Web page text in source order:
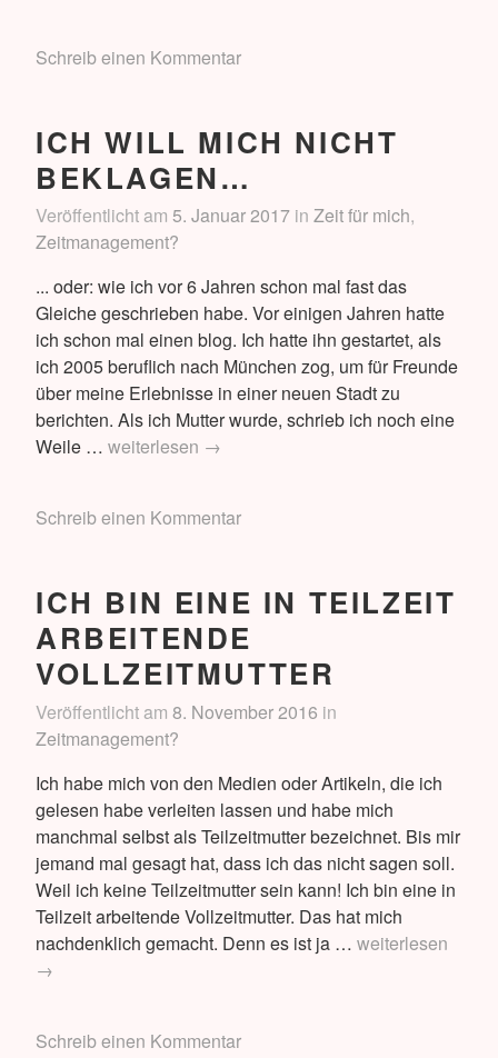
Tagebuch
Schreib einen Kommentar
ICH WILL MICH NICHT
BEKLAGEN…
Veröffentlicht am 5. Januar 2017 in Zeit für mich,
Zeitmanagement?
... oder: wie ich vor 6 Jahren schon mal fast das
Gleiche geschrieben habe. Vor einigen Jahren hatte
ich schon mal einen blog. Ich hatte ihn gestartet, als
ich 2005 beruflich nach München zog, um für Freunde
über meine Erlebnisse in einer neuen Stadt zu
berichten. Als ich Mutter wurde, schrieb ich noch eine
Weile … Ich
nicht
weiterlesen →
Schreib einen Kommentar
ICH BIN EINE IN TEILZEIT
ARBEITENDE
VOLLZEITMUTTER
Veröffentlicht am 8. November 2016 in
Zeitmanagement?
Ich habe mich von den Medien oder Artikeln, die ich
gelesen habe verleiten lassen und habe mich
manchmal selbst als Teilzeitmutter bezeichnet. Bis mir
jemand mal gesagt hat, dass ich das nicht sagen soll.
Weil ich keine Teilzeitmutter sein kann! Ich bin eine in
Teilzeit arbeitende Vollzeitmutter. Das hat mich
nachdenklich gemacht. Denn es ist ja … Ich
weiterlesen
→
Schreib einen Kommentar